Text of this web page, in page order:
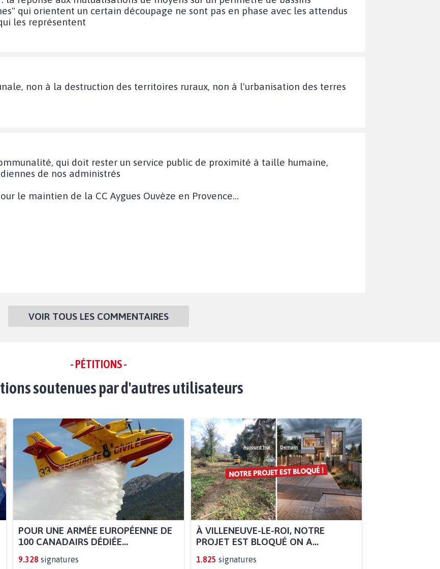
qui orientent un certain découpage ne sont pas en phase avec les attendus
les représentent
non à la destruction des territoires ruraux, non à l'urbanisation des terres
qui doit rester un service public de proximité à taille humaine,
de nos administrés
le maintien de la CC Aygues Ouvèze en Provence...
VOIR TOUS LES COMMENTAIRES
- PÉTITIONS -
soutenues par d'autres utilisateurs
POUR UNE ARMÉE EUROPÉENNE DE
100 CANADAIRS DÉDIÉE...
9.328 signatures
À VILLENEUVE-LE-ROI, NOTRE
PROJET EST BLOQUÉ ON A...
1.825 signatures